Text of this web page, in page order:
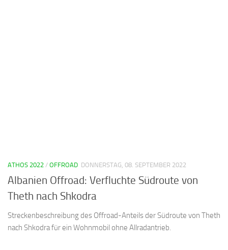
ATHOS 2022 / OFFROAD DONNERSTAG, 08. SEPTEMBER 2022
Albanien Offroad: Verfluchte Südroute von
Theth nach Shkodra
Streckenbeschreibung des Offroad-Anteils der Südroute von Theth
nach Shkodra für ein Wohnmobil ohne Allradantrieb.